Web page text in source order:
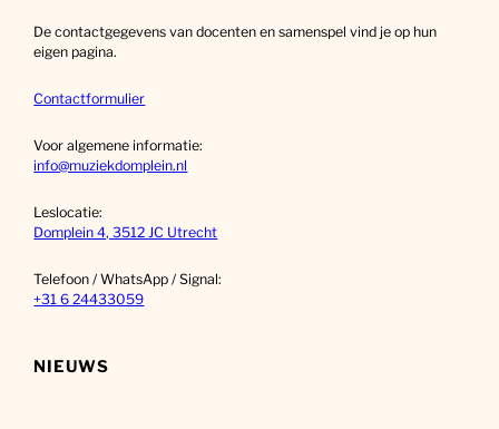
n
De contactgegevens van docenten en samenspel vind je op hun
eigen pagina.
Contactformulier
Voor algemene informatie:
info@muziekdomplein.nl
Leslocatie:
Domplein 4, 3512 JC Utrecht
Telefoon / WhatsApp / Signal:
+31 6 24433059
NIEUWS